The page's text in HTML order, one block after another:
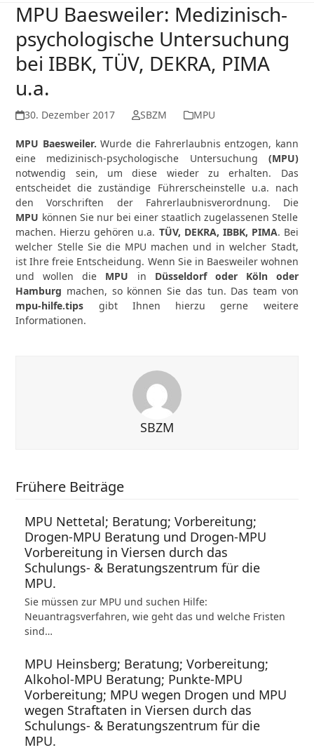
MPU Baesweiler: Medizinisch-
psychologische Untersuchung
bei IBBK, TÜV, DEKRA, PIMA
u.a.
30. Dezember 2017 SBZM MPU
MPU Baesweiler. Wurde die Fahrerlaubnis entzogen, kann
eine medizinisch-psychologische Untersuchung (MPU)
notwendig sein, um diese wieder zu erhalten. Das
entscheidet die zuständige Führerscheinstelle u.a. nach
den Vorschriften der Fahrerlaubnisverordnung. Die
MPU können Sie nur bei einer staatlich zugelassenen Stelle
machen. Hierzu gehören u.a. TÜV, DEKRA, IBBK, PIMA. Bei
welcher Stelle Sie die MPU machen und in welcher Stadt,
ist Ihre freie Entscheidung. Wenn Sie in Baesweiler wohnen
und wollen die MPU in Düsseldorf oder Köln oder
Hamburg machen, so können Sie das tun. Das team von
mpu-hilfe.tips gibt Ihnen hierzu gerne weitere
Informationen.
SBZM
Frühere Beiträge
MPU Nettetal; Beratung; Vorbereitung;
Drogen-MPU Beratung und Drogen-MPU
Vorbereitung in Viersen durch das
Schulungs- & Beratungszentrum für die
MPU.
Sie müssen zur MPU und suchen Hilfe:
Neuantragsverfahren, wie geht das und welche Fristen
sind…
MPU Heinsberg; Beratung; Vorbereitung;
Alkohol-MPU Beratung; Punkte-MPU
Vorbereitung; MPU wegen Drogen und MPU
wegen Straftaten in Viersen durch das
Schulungs- & Beratungszentrum für die
MPU.